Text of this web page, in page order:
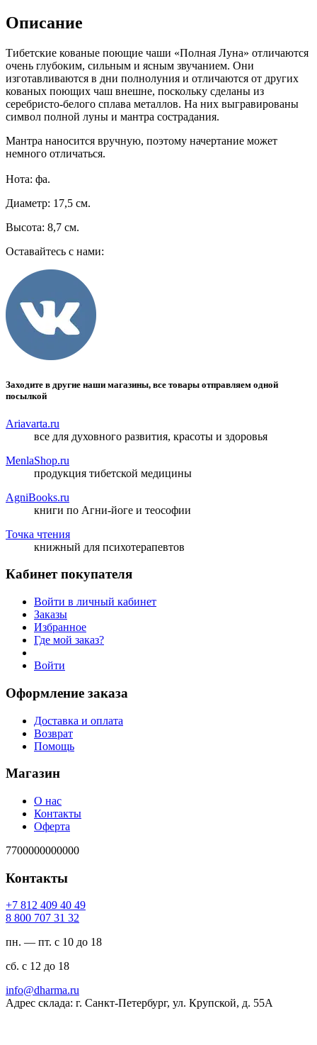
Описание
Тибетские кованые поющие чаши «Полная Луна» отличаются
очень глубоким, сильным и ясным звучанием. Они
изготавливаются в дни полнолуния и отличаются от других
кованых поющих чаш внешне, поскольку сделаны из
серебристо-белого сплава металлов. На них выгравированы
символ полной луны и мантра сострадания.
Мантра наносится вручную, поэтому начертание может
немного отличаться.
Нота: фа.
Диаметр: 17,5 см.
Высота: 8,7 см.
Оставайтесь с нами:
Заходите в другие наши магазины, все товары отправляем одной
посылкой
Ariavarta.ru
все для духовного развития, красоты и здоровья
MenlaShop.ru
продукция тибетской медицины
AgniBooks.ru
книги по Агни-йоге и теософии
Точка чтения
книжный для психотерапевтов
Кабинет покупателя
Войти в личный кабинет
Заказы
Избранное
Где мой заказ?
Войти
Оформление заказа
Доставка и оплата
Возврат
Помощь
Магазин
О нас
Контакты
Оферта
7700000000000
Контакты
94 04 904 218 7+
23 13 707 008 8
пн. — пт. с 10 до 18
сб. с 12 до 18
ur.amrahd@ofni
Адрес склада: г. Санкт-Петербург, ул. Крупской, д. 55А